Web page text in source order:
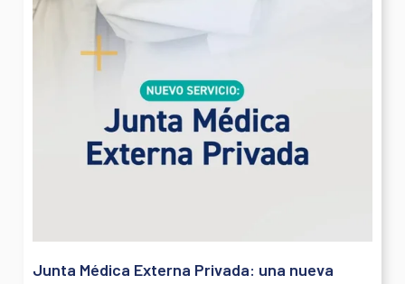
Rehabilitación integral: el valor del
acompañamiento en cada etapa de la
CMFR junio 26, 2026